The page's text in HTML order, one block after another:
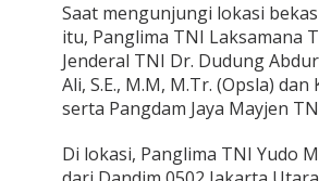
g
Saat mengunjungi lokasi
itu, Panglima TNI Laksamana
Jenderal TNI Dr. Dudung
Ali, S.E., M.M, M.Tr. (Opsla) dan
serta Pangdam Jaya Mayjen
Di lokasi, Panglima TNI Yudo